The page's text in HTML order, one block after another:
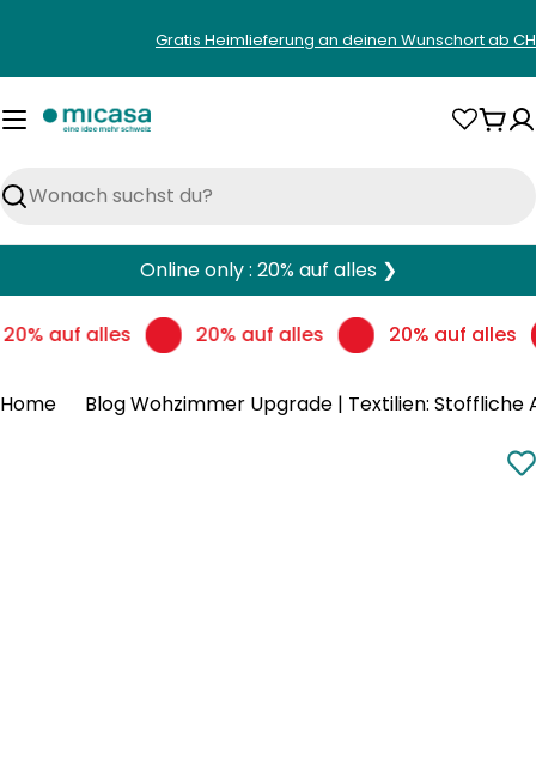
springen
Gratis Heimlieferung an deinen Wunschort ab
Suchen
Online only : 20% auf alles ❯
20% auf alles 20% auf alles 20% auf alles
Home Blog Wohzimmer Upgrade | Textilien: Stoffliche